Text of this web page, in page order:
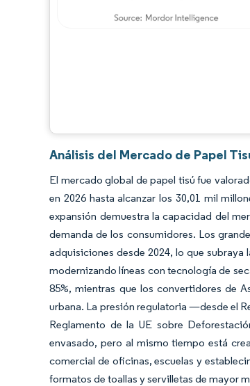
Análisis del Mercado de Papel
El mercado global de papel tisú fue
en 2026 hasta alcanzar los 30,01 mil
expansión demuestra la capacidad del
demanda de los consumidores. Los
adquisiciones desde 2024, lo que
modernizando líneas con tecnología de
85%, mientras que los convertidores de
urbana. La presión regulatoria —desde el
Reglamento de la UE sobre
envasado, pero al mismo tiempo está
comercial de oficinas, escuelas y
formatos de toallas y servilletas de mayor